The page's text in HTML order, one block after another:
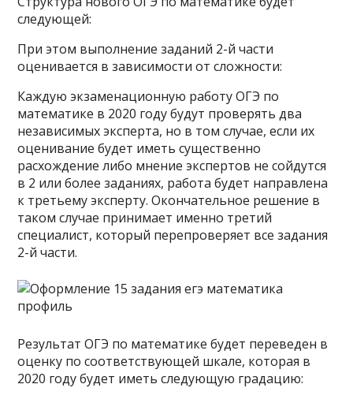
следующей:
При этом выполнение заданий 2-й части
оценивается в зависимости от сложности:
Каждую экзаменационную работу ОГЭ по
математике в 2020 году будут проверять два
независимых эксперта, но в том случае, если их
оценивание будет иметь существенно
расхождение либо мнение экспертов не сойдутся
в 2 или более заданиях, работа будет направлена
к третьему эксперту. Окончательное решение в
таком случае принимает именно третий
специалист, который перепроверяет все задания
2-й части.
Результат ОГЭ по математике будет переведен в
оценку по соответствующей шкале, которая в
2020 году будет иметь следующую градацию: